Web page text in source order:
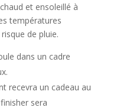
et ensoleillé à
températures
de pluie.
dans un cadre
recevra un cadeau au
sera